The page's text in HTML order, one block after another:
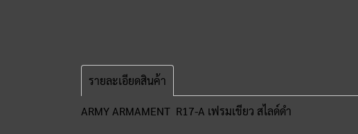
รายละเอียดสินค้า
ARMY ARMAMENT R17-A เฟรมเขียว สไลด์ดำ